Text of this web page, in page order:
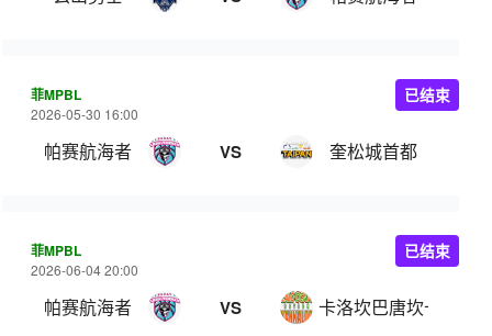
菲MPBL
2026-05-30 16:00
帕赛航海者 VS 奎松城首都
已结束
菲MPBL
2026-06-04 20:00
帕赛航海者 VS 卡洛坎巴唐坎卡洛
已结束